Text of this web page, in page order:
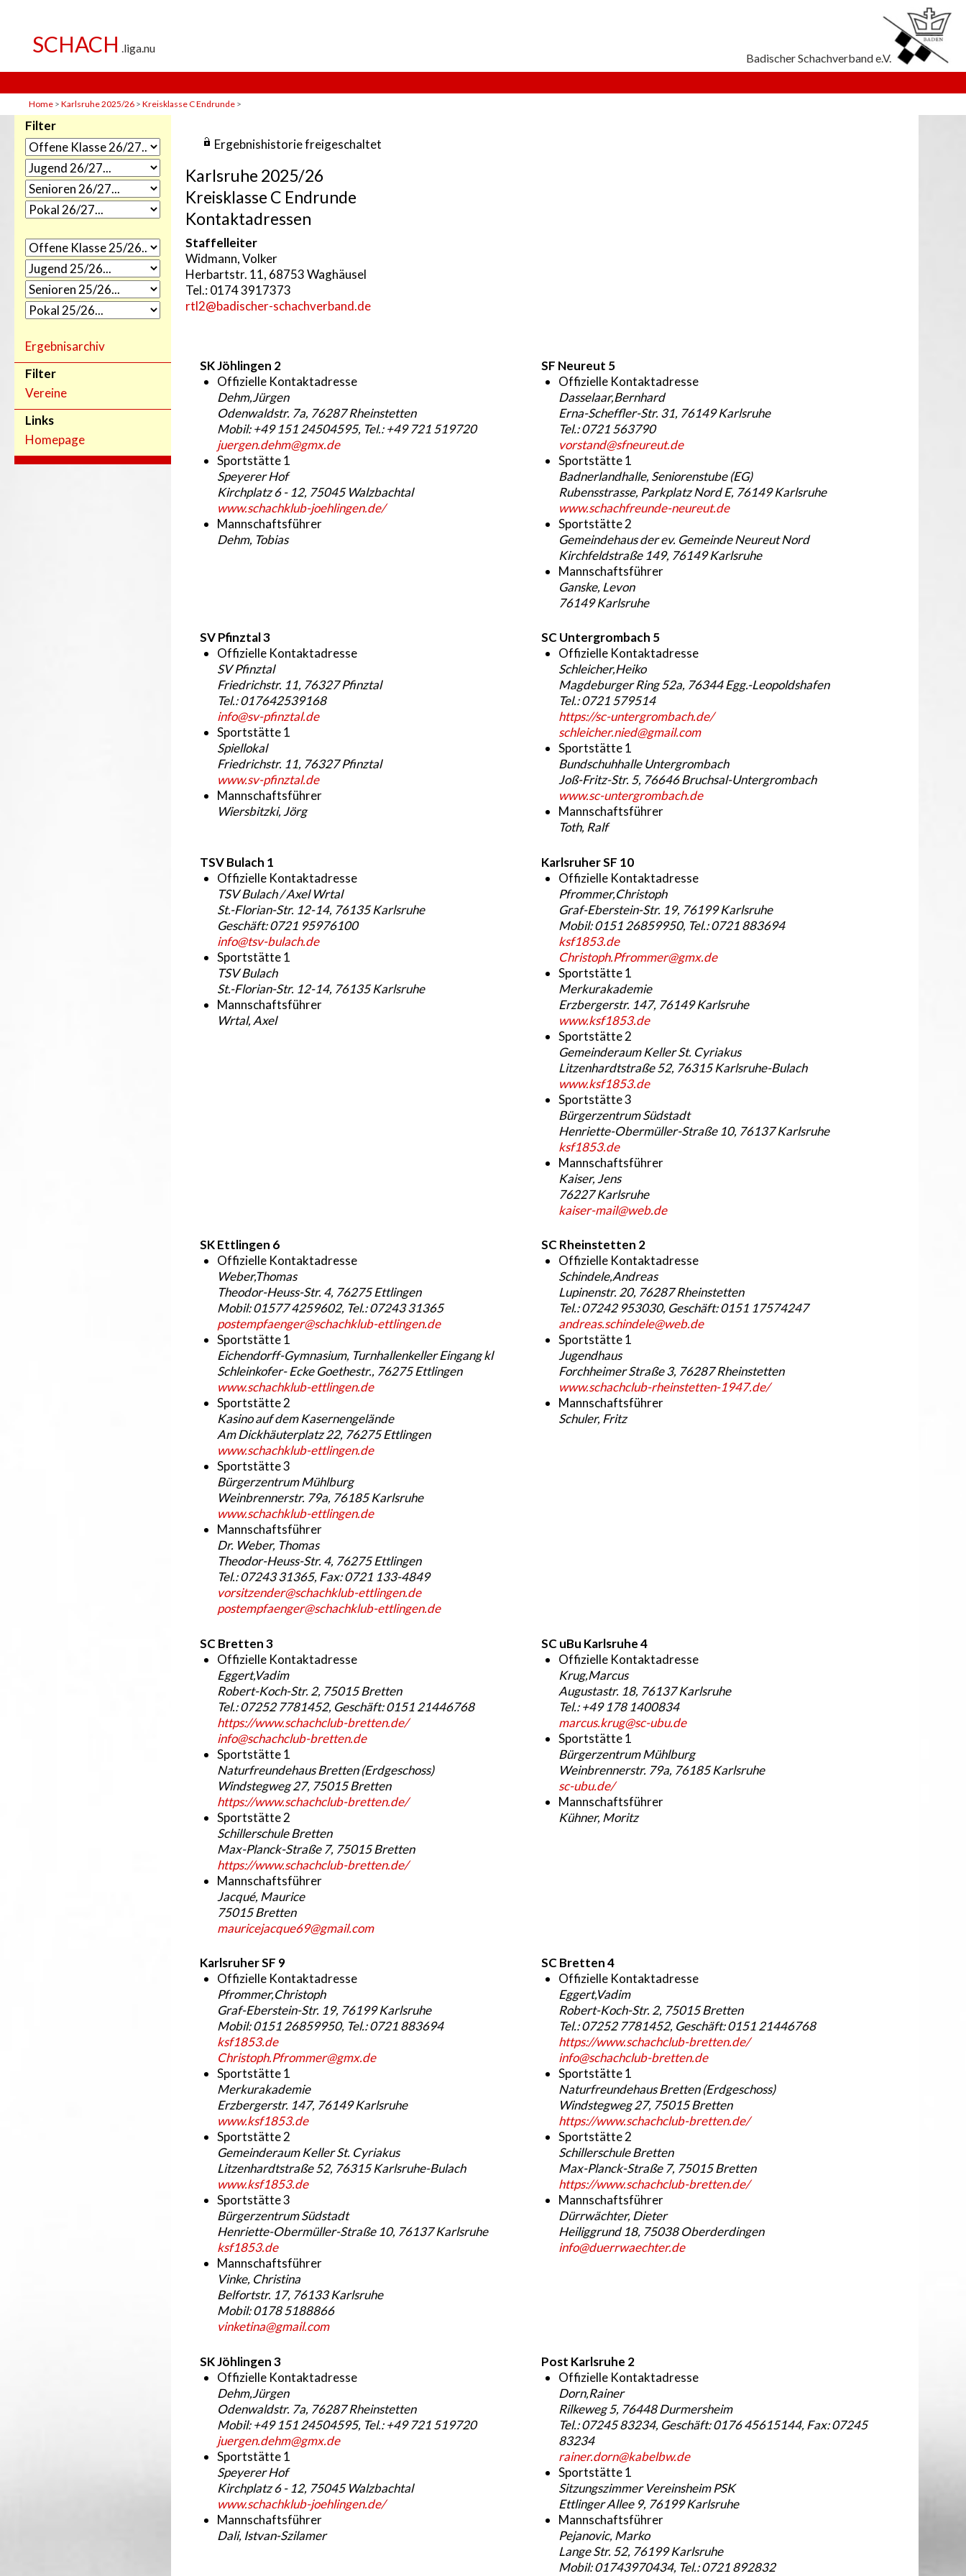
Home > Karlsruhe 2025/26 > Kreisklasse C Endrunde >
Filter
Ergebnisarchiv
Filter
Vereine
Links
Homepage
Ergebnishistorie freigeschaltet
Karlsruhe 2025/26
Kreisklasse C Endrunde
Kontaktadressen
Staffelleiter
Widmann, Volker
Herbartstr. 11, 68753 Waghäusel
Tel.: 0174 3917373
rtl2@badischer-schachverband.de
SK Jöhlingen 2
Offizielle Kontaktadresse
Dehm,Jürgen
Odenwaldstr. 7a, 76287 Rheinstetten
Mobil: +49 151 24504595, Tel.: +49 721 519720
juergen.dehm@gmx.de
Sportstätte 1
Speyerer Hof
Kirchplatz 6 - 12, 75045 Walzbachtal
www.schachklub-joehlingen.de/
Mannschaftsführer
Dehm, Tobias
SF Neureut 5
Offizielle Kontaktadresse
Dasselaar,Bernhard
Erna-Scheffler-Str. 31, 76149 Karlsruhe
Tel.: 0721 563790
vorstand@sfneureut.de
Sportstätte 1
Badnerlandhalle, Seniorenstube (EG)
Rubensstrasse, Parkplatz Nord E, 76149 Karlsruhe
www.schachfreunde-neureut.de
Sportstätte 2
Gemeindehaus der ev. Gemeinde Neureut Nord
Kirchfeldstraße 149, 76149 Karlsruhe
Mannschaftsführer
Ganske, Levon
76149 Karlsruhe
SV Pfinztal 3
Offizielle Kontaktadresse
SV Pfinztal
Friedrichstr. 11, 76327 Pfinztal
Tel.: 017642539168
info@sv-pfinztal.de
Sportstätte 1
Spiellokal
Friedrichstr. 11, 76327 Pfinztal
www.sv-pfinztal.de
Mannschaftsführer
Wiersbitzki, Jörg
SC Untergrombach 5
Offizielle Kontaktadresse
Schleicher,Heiko
Magdeburger Ring 52a, 76344 Egg.-Leopoldshafen
Tel.: 0721 579514
https://sc-untergrombach.de/
schleicher.nied@gmail.com
Sportstätte 1
Bundschuhhalle Untergrombach
Joß-Fritz-Str. 5, 76646 Bruchsal-Untergrombach
www.sc-untergrombach.de
Mannschaftsführer
Toth, Ralf
TSV Bulach 1
Offizielle Kontaktadresse
TSV Bulach / Axel Wrtal
St.-Florian-Str. 12-14, 76135 Karlsruhe
Geschäft: 0721 95976100
info@tsv-bulach.de
Sportstätte 1
TSV Bulach
St.-Florian-Str. 12-14, 76135 Karlsruhe
Mannschaftsführer
Wrtal, Axel
Karlsruher SF 10
Offizielle Kontaktadresse
Pfrommer,Christoph
Graf-Eberstein-Str. 19, 76199 Karlsruhe
Mobil: 0151 26859950, Tel.: 0721 883694
ksf1853.de
Christoph.Pfrommer@gmx.de
Sportstätte 1
Merkurakademie
Erzbergerstr. 147, 76149 Karlsruhe
www.ksf1853.de
Sportstätte 2
Gemeinderaum Keller St. Cyriakus
Litzenhardtstraße 52, 76315 Karlsruhe-Bulach
www.ksf1853.de
Sportstätte 3
Bürgerzentrum Südstadt
Henriette-Obermüller-Straße 10, 76137 Karlsruhe
ksf1853.de
Mannschaftsführer
Kaiser, Jens
76227 Karlsruhe
kaiser-mail@web.de
SK Ettlingen 6
Offizielle Kontaktadresse
Weber,Thomas
Theodor-Heuss-Str. 4, 76275 Ettlingen
Mobil: 01577 4259602, Tel.: 07243 31365
postempfaenger@schachklub-ettlingen.de
Sportstätte 1
Eichendorff-Gymnasium, Turnhallenkeller Eingang kl
Schleinkofer- Ecke Goethestr., 76275 Ettlingen
www.schachklub-ettlingen.de
Sportstätte 2
Kasino auf dem Kasernengelände
Am Dickhäuterplatz 22, 76275 Ettlingen
www.schachklub-ettlingen.de
Sportstätte 3
Bürgerzentrum Mühlburg
Weinbrennerstr. 79a, 76185 Karlsruhe
www.schachklub-ettlingen.de
Mannschaftsführer
Dr. Weber, Thomas
Theodor-Heuss-Str. 4, 76275 Ettlingen
Tel.: 07243 31365, Fax: 0721 133-4849
vorsitzender@schachklub-ettlingen.de
postempfaenger@schachklub-ettlingen.de
SC Rheinstetten 2
Offizielle Kontaktadresse
Schindele,Andreas
Lupinenstr. 20, 76287 Rheinstetten
Tel.: 07242 953030, Geschäft: 0151 17574247
andreas.schindele@web.de
Sportstätte 1
Jugendhaus
Forchheimer Straße 3, 76287 Rheinstetten
www.schachclub-rheinstetten-1947.de/
Mannschaftsführer
Schuler, Fritz
SC Bretten 3
Offizielle Kontaktadresse
Eggert,Vadim
Robert-Koch-Str. 2, 75015 Bretten
Tel.: 07252 7781452, Geschäft: 0151 21446768
https://www.schachclub-bretten.de/
info@schachclub-bretten.de
Sportstätte 1
Naturfreundehaus Bretten (Erdgeschoss)
Windstegweg 27, 75015 Bretten
https://www.schachclub-bretten.de/
Sportstätte 2
Schillerschule Bretten
Max-Planck-Straße 7, 75015 Bretten
https://www.schachclub-bretten.de/
Mannschaftsführer
Jacqué, Maurice
75015 Bretten
mauricejacque69@gmail.com
SC uBu Karlsruhe 4
Offizielle Kontaktadresse
Krug,Marcus
Augustastr. 18, 76137 Karlsruhe
Tel.: +49 178 1400834
marcus.krug@sc-ubu.de
Sportstätte 1
Bürgerzentrum Mühlburg
Weinbrennerstr. 79a, 76185 Karlsruhe
sc-ubu.de/
Mannschaftsführer
Kühner, Moritz
Karlsruher SF 9
Offizielle Kontaktadresse
Pfrommer,Christoph
Graf-Eberstein-Str. 19, 76199 Karlsruhe
Mobil: 0151 26859950, Tel.: 0721 883694
ksf1853.de
Christoph.Pfrommer@gmx.de
Sportstätte 1
Merkurakademie
Erzbergerstr. 147, 76149 Karlsruhe
www.ksf1853.de
Sportstätte 2
Gemeinderaum Keller St. Cyriakus
Litzenhardtstraße 52, 76315 Karlsruhe-Bulach
www.ksf1853.de
Sportstätte 3
Bürgerzentrum Südstadt
Henriette-Obermüller-Straße 10, 76137 Karlsruhe
ksf1853.de
Mannschaftsführer
Vinke, Christina
Belfortstr. 17, 76133 Karlsruhe
Mobil: 0178 5188866
vinketina@gmail.com
SC Bretten 4
Offizielle Kontaktadresse
Eggert,Vadim
Robert-Koch-Str. 2, 75015 Bretten
Tel.: 07252 7781452, Geschäft: 0151 21446768
https://www.schachclub-bretten.de/
info@schachclub-bretten.de
Sportstätte 1
Naturfreundehaus Bretten (Erdgeschoss)
Windstegweg 27, 75015 Bretten
https://www.schachclub-bretten.de/
Sportstätte 2
Schillerschule Bretten
Max-Planck-Straße 7, 75015 Bretten
https://www.schachclub-bretten.de/
Mannschaftsführer
Dürrwächter, Dieter
Heiliggrund 18, 75038 Oberderdingen
info@duerrwaechter.de
SK Jöhlingen 3
Offizielle Kontaktadresse
Dehm,Jürgen
Odenwaldstr. 7a, 76287 Rheinstetten
Mobil: +49 151 24504595, Tel.: +49 721 519720
juergen.dehm@gmx.de
Sportstätte 1
Speyerer Hof
Kirchplatz 6 - 12, 75045 Walzbachtal
www.schachklub-joehlingen.de/
Mannschaftsführer
Dali, Istvan-Szilamer
Post Karlsruhe 2
Offizielle Kontaktadresse
Dorn,Rainer
Rilkeweg 5, 76448 Durmersheim
Tel.: 07245 83234, Geschäft: 0176 45615144, Fax: 07245
83234
rainer.dorn@kabelbw.de
Sportstätte 1
Sitzungszimmer Vereinsheim PSK
Ettlinger Allee 9, 76199 Karlsruhe
Mannschaftsführer
Pejanovic, Marko
Lange Str. 52, 76199 Karlsruhe
Mobil: 01743970434, Tel.: 0721 892832